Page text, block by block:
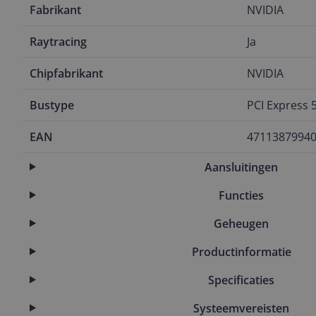
Fabrikant NVIDIA
Raytracing Ja
Chipfabrikant NVIDIA
Bustype PCI Express
EAN
Aansluitingen
Functies
Geheugen
Productinformatie
Specificaties
Systeemvereisten